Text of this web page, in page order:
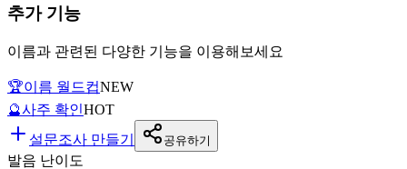
추가 기능
이름과 관련된 다양한 기능을 이용해보세요
🏆이름 월드컵NEW
🔮사주 확인HOT
설문조사 만들기
공유하기
발음 난이도